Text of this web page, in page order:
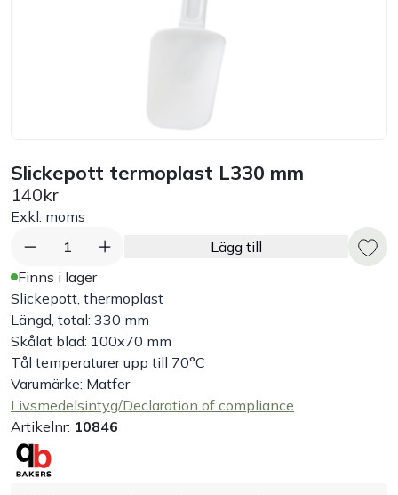
Arbetskläder
Plåtbyte
Monin
Handla efter bransch
Slickepott termoplast L330 mm
140kr
Exkl. moms
1
Lägg till
Finns i lager
Slickepott, thermoplast
Längd, total: 330 mm
Skålat blad: 100x70 mm
Tål temperaturer upp till 70°C
Varumärke: Matfer
Livsmedelsintyg/Declaration of compliance
Artikelnr: 10846